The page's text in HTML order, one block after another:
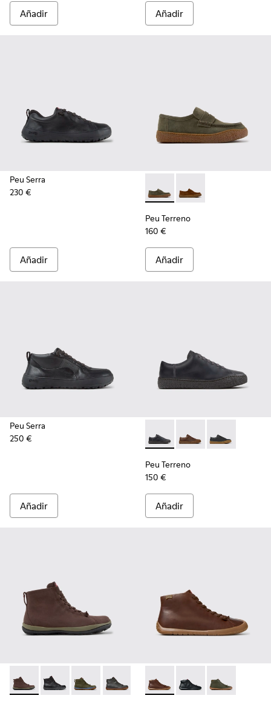
Añadir Añadir
Peu Serra
230 €
Añadir
Peu Terreno - K101135-004
Peu Terreno -
Peu Terreno
160 €
Añadir
Peu Serra
250 €
Añadir
Peu Terreno - K100927-020
Peu Terreno -Peu Terreno -
Peu Terreno
150 €
Añadir
Peu Pista GM - K300287-035 - Botines de nobuk marrones
Peu Pista GM - K300287-034 - Botines de piel
Peu Pista GM - K300287-033
Peu Pista GM - K300287-032
Peu Pista GM - K300287-030
Peu Pista GM -
Peu Pista GM -
Peu Path+ - K300558-005 -
Peu Path+ -Peu Path+ -